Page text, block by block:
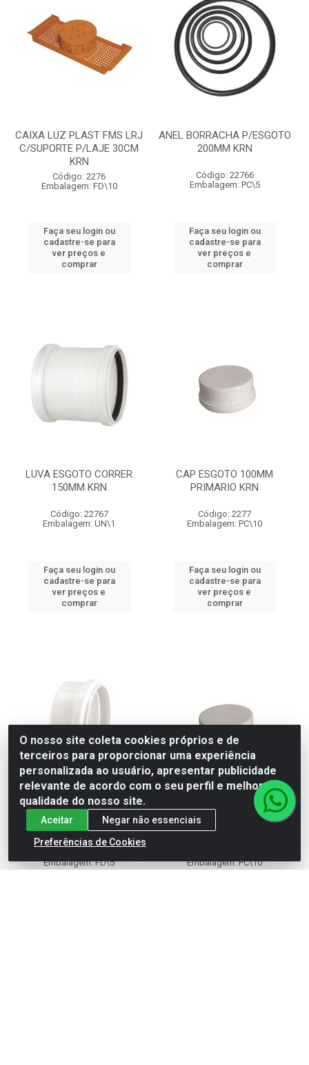
CAIXA LUZ PLAST FMS LRJ
C/SUPORTE P/LAJE 30CM
KRN
Código: 2276
Embalagem: FD\10
Faça seu login ou
cadastre-se para
ver preços e
comprar
ANEL BORRACHA P/ESGOTO
200MM KRN
Código: 22766
Embalagem: PC\5
Faça seu login ou
cadastre-se para
ver preços e
comprar
LUVA ESGOTO CORRER
150MM KRN
Código: 22767
Embalagem: UN\1
Faça seu login ou
cadastre-se para
ver preços e
comprar
CAP ESGOTO 100MM
PRIMARIO KRN
Código: 2277
Embalagem: PC\10
Faça seu login ou
cadastre-se para
ver preços e
comprar
CAP ESGOTO 150MM
PRIMARIO KRN
Embalagem: FD\5
CAP ESGOTO 040MM
SECUNDARIO KRN
Embalagem: PC\10
O nosso site coleta cookies próprios e de
terceiros para proporcionar uma experiência
personalizada ao usuário, apresentar publicidade
relevante de acordo com o seu perfil e melhorar a
qualidade do nosso site.
Aceitar
Negar não essenciais
Preferências de Cookies